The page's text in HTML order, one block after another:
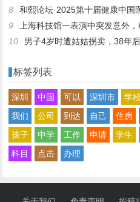
8
和熙论坛·2025第十届健康中国
9
上海科技馆一表演中突发意外
10
男子4岁时遭姑姑拐卖，38年后终回家认亲！
标签列表
深圳 中国 可以 深圳市 学校
我们
公司 到达 自己 住房
孩子
中学 工作 申请 学生
科目
点击 办理